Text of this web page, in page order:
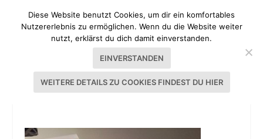
NÄHZIMMER TOPHILL KITCHEN
Diese Website benutzt Cookies, um dir ein komfortables
Nutzererlebnis zu ermöglichen. Wenn du die Website weiter
nutzt, erklärst du dich damit einverstanden.
EINVERSTANDEN
WEITERE DETAILS ZU COOKIES FINDEST DU HIER